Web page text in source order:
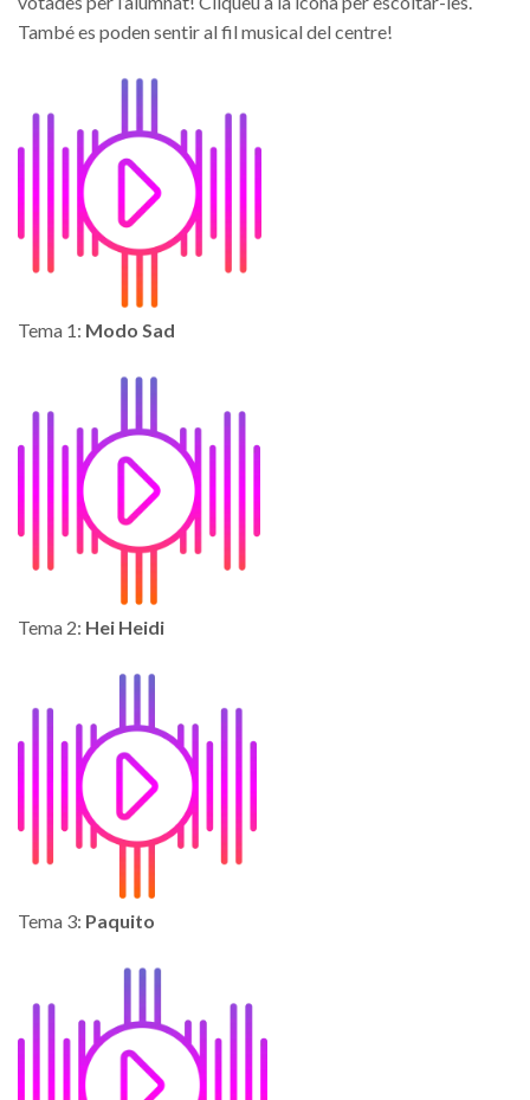
També es poden sentir al fil musical del centre!
Tema 1: Modo Sad
Tema 2: Hei Heidi
Tema 3: Paquito